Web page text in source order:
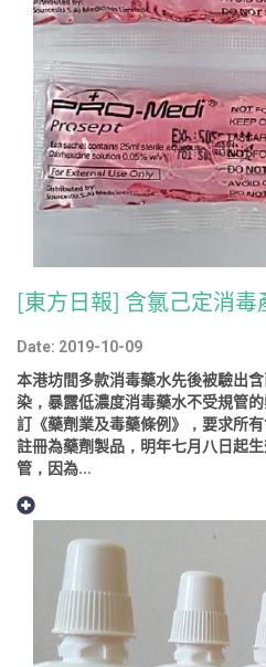
[東方日報] 含氯己定消
Date: 2019-10-09
本港坊間多款消毒藥水先後被驗出
染，暴露低濃度消毒藥水不受規管
訂《藥劑業及毒藥條例》，要求所
註冊為藥劑製品，明年七月八日起
管，因為...